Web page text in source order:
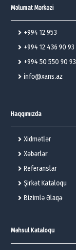
Məlumat Mərkəzi
+994 12 953
+994 12 436 90 93
+994 50 550 90 93
info@xans.az
Haqqımızda
Xidmətlər
Xəbərlər
Referanslar
Şirkət Kataloqu
Bizimlə Əlaqə
Məhsul Kataloqu